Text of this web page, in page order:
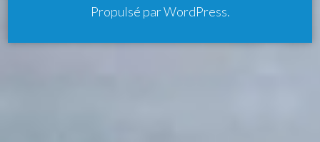
Propulsé parWordPress.